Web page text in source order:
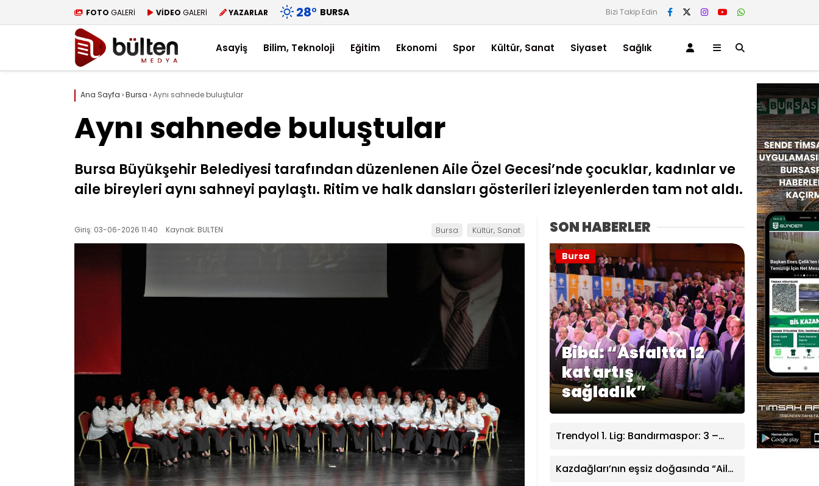
FOTO GALERİ VİDEO GALERİ YAZARLAR 28° BURSA Bizi Takip Edin
Asayiş Bilim, Teknoloji Eğitim Ekonomi Spor Kültür, Sanat Siyaset Sağlık
Ana Sayfa ›Bursa ›Aynı sahnede buluştular
Aynı sahnede buluştular
Bursa Büyükşehir Belediyesi tarafından düzenlenen Aile Özel Gecesi’nde çocuklar, kadınlar ve
aile bireyleri aynı sahneyi paylaştı. Ritim ve halk dansları gösterileri izleyenlerden tam not aldı.
Giriş: 03-06-2026 11:40 Kaynak: BULTEN Bursa Kültür, Sanat SON HABERLER
Biba: “Asfaltta 12
kat artış
sağladık”
Bursa
Trendyol 1. Lig: Bandırmaspor: 3 –
Kazdağları’nın eşsiz doğasında “Aile